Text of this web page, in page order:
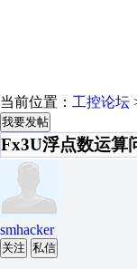
当前位置： 工控论坛
我要发帖
Fx3U浮点数运算
smhacker
关注 私信